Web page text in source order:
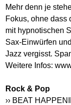
Mehr denn je
Fokus, ohne dass
mit hypnotischen
Sax-Einwürfen
Jazz vergisst.
Weitere Infos:
Rock & Pop
›› BEAT